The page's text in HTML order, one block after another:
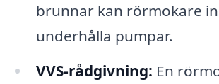
brunnar kan rörmokare
underhålla pumpar.
VVS-rådgivning: En